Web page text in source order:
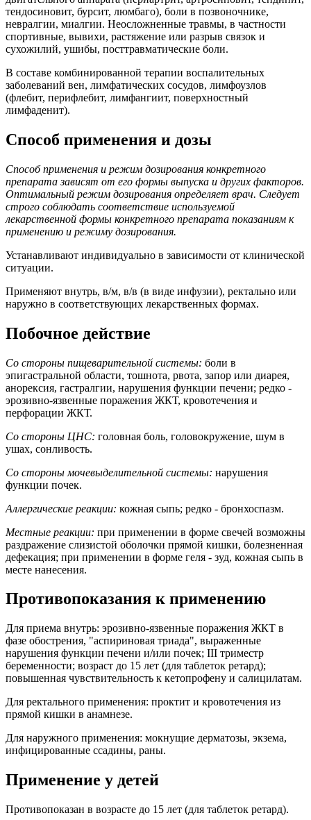
тендосиновит, бурсит, люмбаго), боли в позвоночнике,
невралгии, миалгии. Неосложненные травмы, в частности
спортивные, вывихи, растяжение или разрыв связок и
сухожилий, ушибы, посттравматические боли.
В составе комбинированной терапии воспалительных
заболеваний вен, лимфатических сосудов, лимфоузлов
(флебит, перифлебит, лимфангиит, поверхностный
лимфаденит).
Способ применения и дозы
Способ применения и режим дозирования конкретного
препарата зависят от его формы выпуска и других факторов.
Оптимальный режим дозирования определяет врач. Следует
строго соблюдать соответствие используемой
лекарственной формы конкретного препарата показаниям к
применению и режиму дозирования.
Устанавливают индивидуально в зависимости от клинической
ситуации.
Применяют внутрь, в/м, в/в (в виде инфузии), ректально или
наружно в соответствующих лекарственных формах.
Побочное действие
Со стороны пищеварительной системы: боли в
эпигастральной области, тошнота, рвота, запор или диарея,
анорексия, гастралгии, нарушения функции печени; редко -
эрозивно-язвенные поражения ЖКТ, кровотечения и
перфорации ЖКТ.
Со стороны ЦНС: головная боль, головокружение, шум в
ушах, сонливость.
Со стороны мочевыделительной системы: нарушения
функции почек.
Аллергические реакции: кожная сыпь; редко - бронхоспазм.
Местные реакции: при применении в форме свечей возможны
раздражение слизистой оболочки прямой кишки, болезненная
дефекация; при применении в форме геля - зуд, кожная сыпь в
месте нанесения.
Противопоказания к применению
Для приема внутрь: эрозивно-язвенные поражения ЖКТ в
фазе обострения, "аспириновая триада", выраженные
нарушения функции печени и/или почек; III триместр
беременности; возраст до 15 лет (для таблеток ретард);
повышенная чувствительность к кетопрофену и салицилатам.
Для ректального применения: проктит и кровотечения из
прямой кишки в анамнезе.
Для наружного применения: мокнущие дерматозы, экзема,
инфицированные ссадины, раны.
Применение у детей
Противопоказан в возрасте до 15 лет (для таблеток ретард).